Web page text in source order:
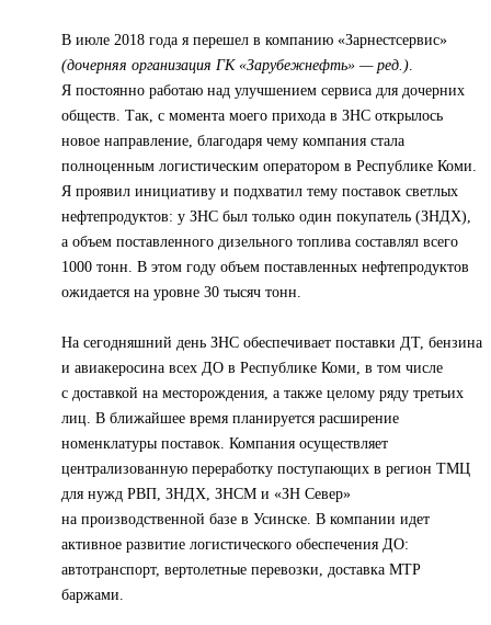
В июле 2018 года я перешел в компанию «Зарнестсервис»
(дочерняя организация ГК «Зарубежнефть» — ред.).
Я постоянно работаю над улучшением сервиса для дочерних
обществ. Так, с момента моего прихода в ЗНС открылось
новое направление, благодаря чему компания стала
полноценным логистическим оператором в Республике Коми.
Я проявил инициативу и подхватил тему поставок светлых
нефтепродуктов: у ЗНС был только один покупатель (ЗНДХ),
а объем поставленного дизельного топлива составлял всего
1000 тонн. В этом году объем поставленных нефтепродуктов
ожидается на уровне 30 тысяч тонн.
На сегодняшний день ЗНС обеспечивает поставки ДТ, бензина
и авиакеросина всех ДО в Республике Коми, в том числе
с доставкой на месторождения, а также целому ряду третьих
лиц. В ближайшее время планируется расширение
номенклатуры поставок. Компания осуществляет
централизованную переработку поступающих в регион ТМЦ
для нужд РВП, ЗНДХ, ЗНСМ и «ЗН Север»
на производственной базе в Усинске. В компании идет
активное развитие логистического обеспечения ДО:
автотранспорт, вертолетные перевозки, доставка МТР
баржами.